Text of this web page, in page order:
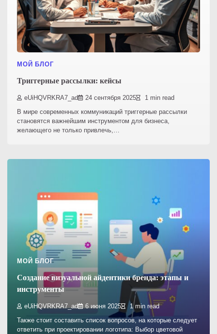
МОЙ БЛОГ
Триггерные рассылки: кейсы
eUiHQVRKRA7_ad 24 сентября 2025 1 min read
В мире современных коммуникаций триггерные рассылки
становятся важнейшим инструментом для бизнеса,
желающего не только привлечь,…
МОЙ БЛОГ
Создание визуальной айдентики бренда: этапы и
инструменты
eUiHQVRKRA7_ad 6 июня 2025 1 min read
Также стоит составить список вопросов, на которые следует
ответить при проектировании логотипа: Выбор цветовой